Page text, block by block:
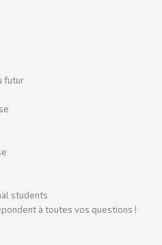
futur
students
à toutes vos questions !